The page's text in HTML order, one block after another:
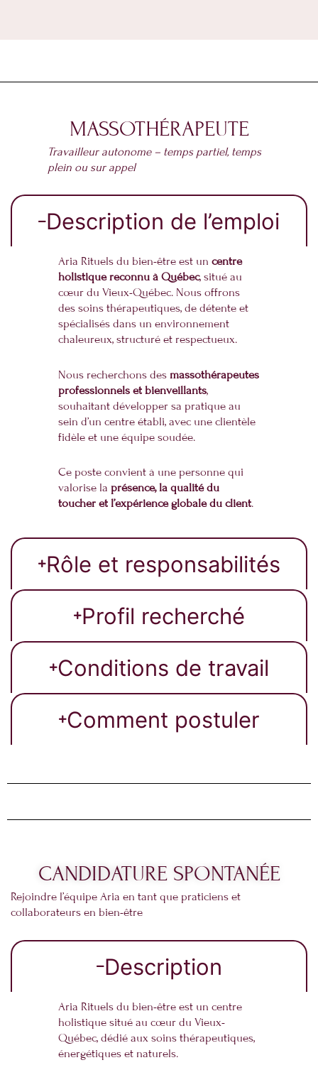
MASSOTHÉRAPEUTE
Travailleur autonome – temps partiel, temps
plein ou sur appel
Description de l’emploi
Aria Rituels du bien-être est uncentre
holistique reconnu à Québec, situé au
cœur du Vieux-Québec. Nous offrons
des soins thérapeutiques, de détente et
spécialisés dans un environnement
chaleureux, structuré et respectueux.
Nous recherchons desmassothérapeutes
professionnels et bienveillants,
souhaitant développer sa pratique au
sein d’un centre établi, avec une clientèle
fidèle et une équipe soudée.
Ce poste convient à une personne qui
valorise laprésence, la qualité du
toucher et l’expérience globale du client.
Rôle et responsabilités
Profil recherché
Conditions de travail
Comment postuler
CANDIDATURE SPONTANÉE
Rejoindre l’équipe Aria en tant que praticiens et
collaborateurs en bien-être
Description
Aria Rituels du bien-être est un centre
holistique situé au cœur du Vieux-
Québec, dédié aux soins thérapeutiques,
énergétiques et naturels.